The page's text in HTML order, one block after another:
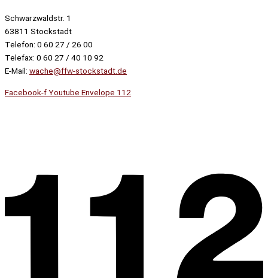
Schwarzwaldstr. 1
63811 Stockstadt
Telefon: 0 60 27 / 26 00
Telefax: 0 60 27 / 40 10 92
E-Mail: wache@ffw-stockstadt.de
Facebook-fYoutube Envelope 112